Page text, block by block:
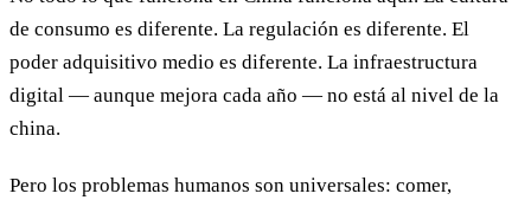
de consumo es diferente. La regulación es diferente. El
poder adquisitivo medio es diferente. La infraestructura
digital — aunque mejora cada año — no está al nivel de la
china.
Pero los problemas humanos son universales: comer,